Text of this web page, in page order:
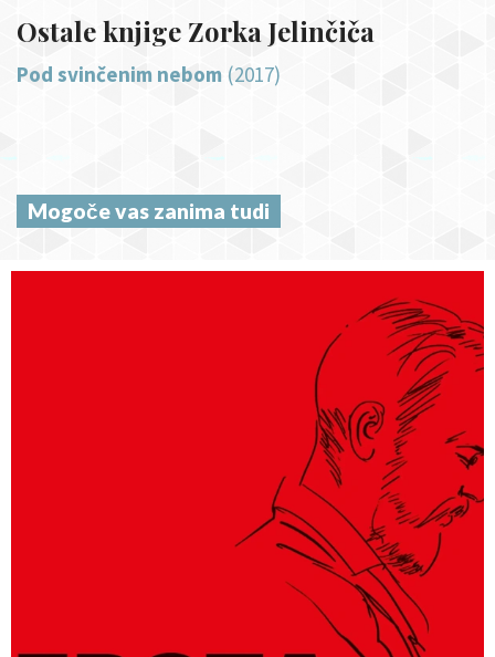
Ostale knjige Zorka Jelinčiča
Pod svinčenim nebom (2017)
Mogoče vas zanima tudi